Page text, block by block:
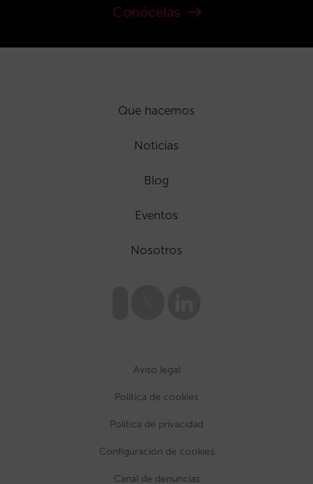
Conócelas
Que hacemos
Noticias
Blog
Eventos
Nosotros
Aviso legal
Política de cookies
Política de privacidad
Configuración de cookies
Canal de denuncias